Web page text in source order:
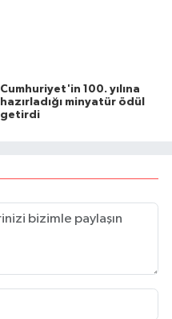
Cumhuriyet'in 100. yılına
hazırladığı minyatür ödül
getirdi